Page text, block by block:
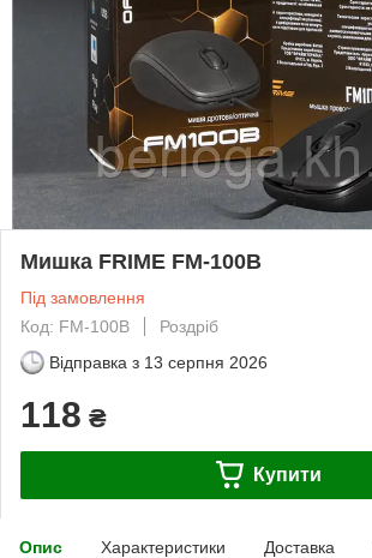
Мишка FRIME FM-100B
Під замовлення
Код: FM-100B
Роздріб
Відправка з 13 серпня 2026
118 ₴
Купити
Опис Характеристики Доставка